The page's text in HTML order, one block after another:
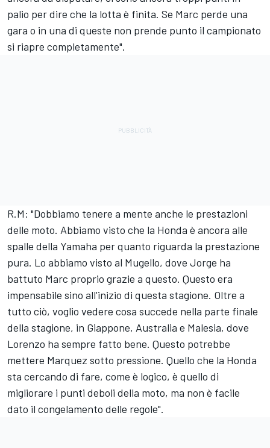
palio per dire che la lotta è finita. Se Marc perde una
gara o in una di queste non prende punto il campionato
si riapre completamente".
R.M: "Dobbiamo tenere a mente anche le prestazioni
delle moto. Abbiamo visto che la Honda è ancora alle
spalle della Yamaha per quanto riguarda la prestazione
pura. Lo abbiamo visto al Mugello, dove Jorge ha
battuto Marc proprio grazie a questo. Questo era
impensabile sino all'inizio di questa stagione. Oltre a
tutto ciò, voglio vedere cosa succede nella parte finale
della stagione, in Giappone, Australia e Malesia, dove
Lorenzo ha sempre fatto bene. Questo potrebbe
mettere Marquez sotto pressione. Quello che la Honda
sta cercando di fare, come è logico, è quello di
migliorare i punti deboli della moto, ma non è facile
dato il congelamento delle regole".